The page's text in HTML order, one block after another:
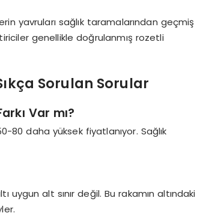
yavruları sağlık taramalarından geçmiş
genellikle doğrulanmış rozetli
Sorulan Sorular
Var mı?
daha yüksek fiyatlanıyor. Sağlık
uygun alt sınır değil. Bu rakamın altındaki